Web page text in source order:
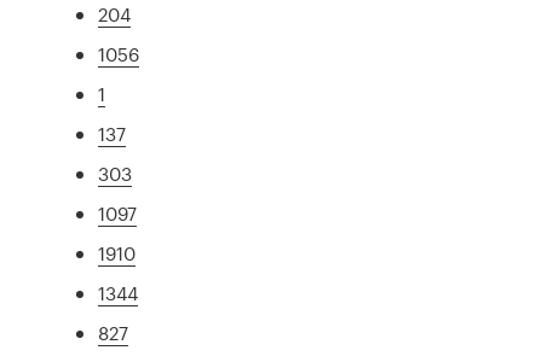
204
1056
1
137
303
1097
1910
1344
827